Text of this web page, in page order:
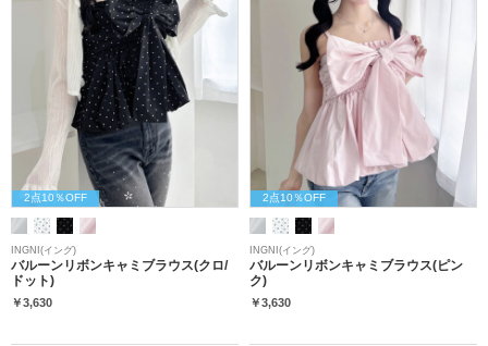
2点10％OFF
INGNI(イング)
バルーンリボンキャミブラウス(クロ/
ドット)
￥3,630
2点10％OFF
INGNI(イング)
バルーンリボンキャミブラウス(ピン
ク)
￥3,630